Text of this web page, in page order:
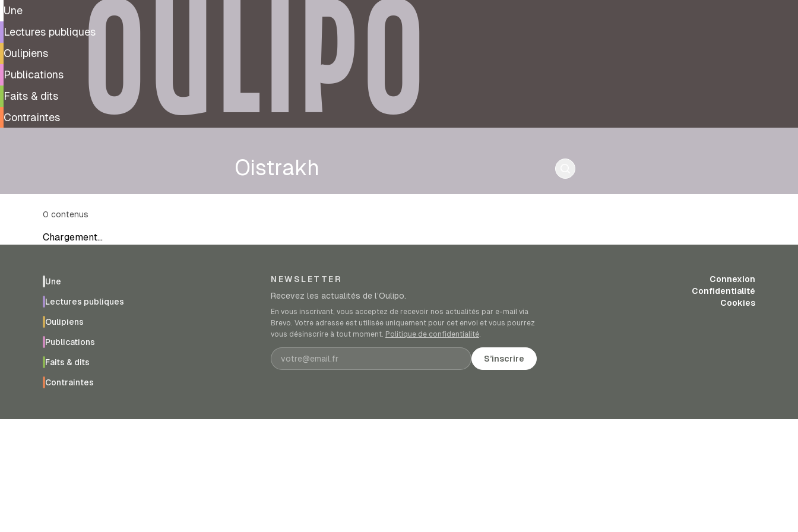
Une
Lectures publiques
Oulipiens
Publications
Faits & dits
Contraintes
OULIPO
Oistrakh
0 contenus
Chargement…
Une
Lectures publiques
Oulipiens
Publications
Faits & dits
Contraintes
NEWSLETTER
Recevez les actualités de l’Oulipo.
En vous inscrivant, vous acceptez de recevoir nos actualités par e-mail via
Brevo. Votre adresse est utilisée uniquement pour cet envoi et vous pourrez
vous désinscrire à tout moment. Politique de confidentialité.
Adresse e-mail S’inscrire
Connexion
Confidentialité
Cookies